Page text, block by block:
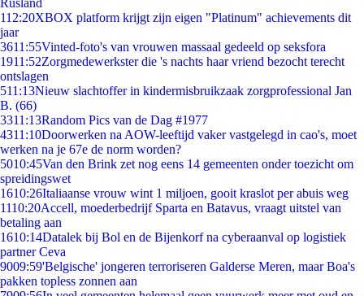
Rusland
112:20XBOX platform krijgt zijn eigen "Platinum" achievements dit
jaar
3611:55Vinted-foto's van vrouwen massaal gedeeld op seksfora
1911:52Zorgmedewerkster die 's nachts haar vriend bezocht terecht
ontslagen
511:13Nieuw slachtoffer in kindermisbruikzaak zorgprofessional Jan
B. (66)
3311:13Random Pics van de Dag #1977
4311:10Doorwerken na AOW-leeftijd vaker vastgelegd in cao's, moet
werken na je 67e de norm worden?
5010:45Van den Brink zet nog eens 14 gemeenten onder toezicht om
spreidingswet
1610:26Italiaanse vrouw wint 1 miljoen, gooit kraslot per abuis weg
1110:20Accell, moederbedrijf Sparta en Batavus, vraagt uitstel van
betaling aan
1610:14Datalek bij Bol en de Bijenkorf na cyberaanval op logistiek
partner Ceva
9009:59'Belgische' jongeren terroriseren Galderse Meren, maar Boa's
pakken topless zonnen aan